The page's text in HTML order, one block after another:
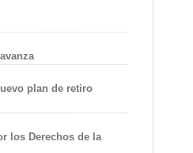
plan de retiro
los Derechos de la